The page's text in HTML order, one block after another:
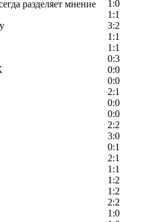
1:0
1:1
3:2
1:1
1:1
0:3
0:0
0:0
2:1
0:0
0:0
2:2
3:0
0:1
2:1
1:1
1:2
1:2
2:2
1:0
разделяет мнение